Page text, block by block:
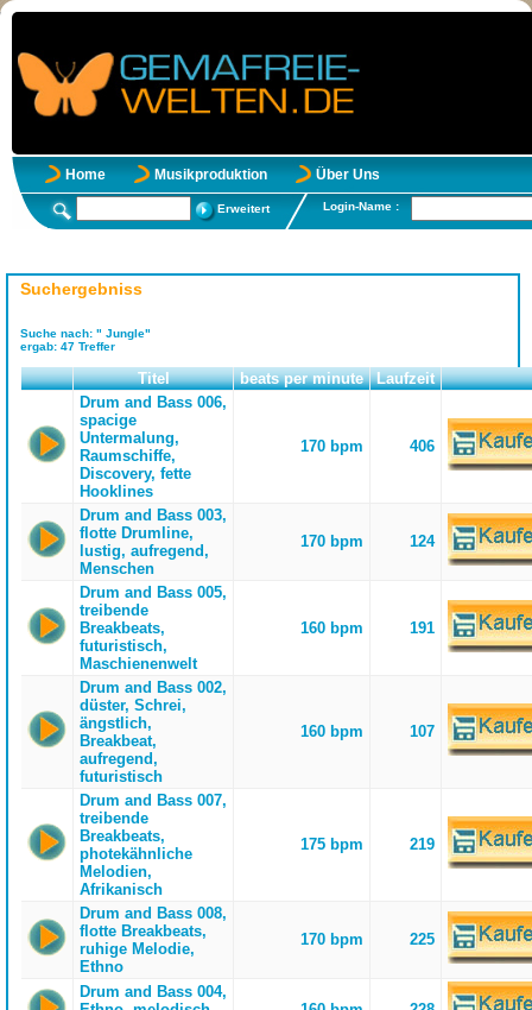
Home Musikproduktion Über Uns
Erweitert Login-Name :
Suchergebniss
Suche nach: " Jungle"
ergab: 47 Treffer
Titel beats per minute
Laufzeit
Drum and Bass 006,
spacige
Untermalung,
Raumschiffe,
Discovery, fette
Hooklines
170 bpm 406
Drum and Bass 003,
flotte Drumline,
lustig, aufregend,
Menschen
170 bpm 124
Drum and Bass 005,
treibende
Breakbeats,
futuristisch,
Maschienenwelt
160 bpm 191
Drum and Bass 002,
düster, Schrei,
ängstlich,
Breakbeat,
aufregend,
futuristisch
160 bpm 107
Drum and Bass 007,
treibende
Breakbeats,
photekähnliche
Melodien,
Afrikanisch
175 bpm 219
Drum and Bass 008,
flotte Breakbeats,
ruhige Melodie,
Ethno
170 bpm 225
Drum and Bass 004,